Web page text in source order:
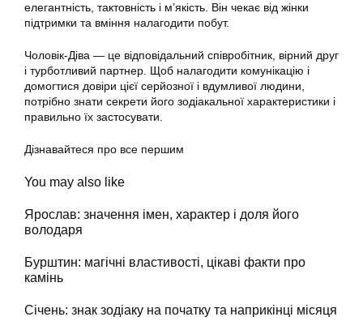
елегантність, тактовність і м’якість. Він чекає від жінки
підтримки та вміння налагодити побут.
Чоловік-Діва — це відповідальний співробітник, вірний друг
і турботливий партнер. Щоб налагодити комунікацію і
домогтися довіри цієї серйозної і вдумливої людини,
потрібно знати секрети його зодіакальної характеристики і
правильно їх застосувати.
Дізнавайтеся про все першим
You may also like
Ярослав: значення імен, характер і доля його
володаря
Бурштин: магічні властивості, цікаві факти про
камінь
Січень: знак зодіаку на початку та наприкінці місяця